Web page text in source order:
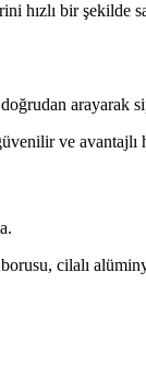
bir şekilde
arayarak
ve avantajlı
cilalı